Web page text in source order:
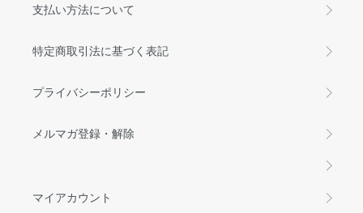
支払い方法について
特定商取引法に基づく表記
プライバシーポリシー
メルマガ登録・解除
マイアカウント